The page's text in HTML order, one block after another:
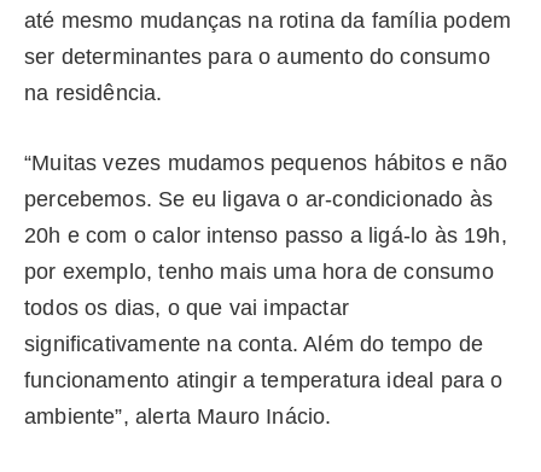
até mesmo mudanças na rotina da família podem
ser determinantes para o aumento do consumo
na residência.
“Muitas vezes mudamos pequenos hábitos e não
percebemos. Se eu ligava o ar-condicionado às
20h e com o calor intenso passo a ligá-lo às 19h,
por exemplo, tenho mais uma hora de consumo
todos os dias, o que vai impactar
significativamente na conta. Além do tempo de
funcionamento atingir a temperatura ideal para o
ambiente”, alerta Mauro Inácio.